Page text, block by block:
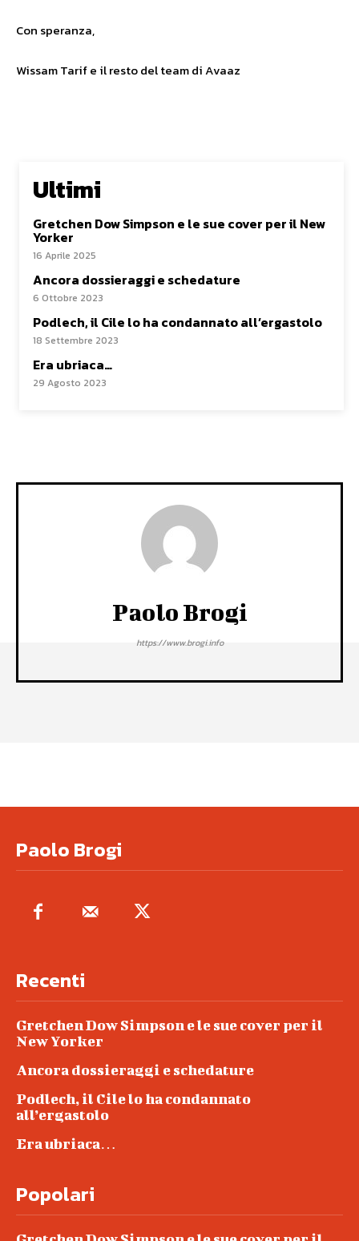
Con speranza,
Wissam Tarif e il resto del team di Avaaz
Ultimi
Gretchen Dow Simpson e le sue cover per il New
Yorker
16 Aprile 2025
Ancora dossieraggi e schedature
6 Ottobre 2023
Podlech, il Cile lo ha condannato all’ergastolo
18 Settembre 2023
Era ubriaca…
29 Agosto 2023
Paolo Brogi
https://www.brogi.info
Paolo Brogi
Recenti
Gretchen Dow Simpson e le sue cover per il
New Yorker
Ancora dossieraggi e schedature
Podlech, il Cile lo ha condannato
all’ergastolo
Era ubriaca…
Popolari